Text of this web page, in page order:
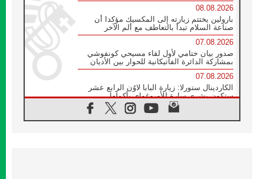
08.08.2026
بارولين يختتم زيارته إلى المكسيك مؤكدا أن
صناعة السلام تبدأ بالتعاطف مع ألم الآخر
07.08.2026
صدور بيان ختامي لأول لقاء مسيحي كونفوشي
بمشاركة الدائرة الفاتيكانية للحوار بين الأديان
07.08.2026
الكاردينال ستورلا: زيارة البابا لاوُن الرابع عشر
ستكون بشرى سارة للأوروغواي بأكملها
الفاتيكان يعلن برنامج الزيارة الرسولية للبابا لاوُن